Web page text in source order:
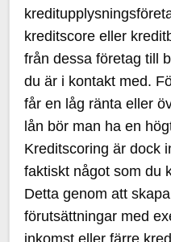
kreditscore eller
från dessa företag till
du är i kontakt med.
får en låg ränta eller
lån bör man ha en
Kreditscoring är dock
faktiskt något som du
Detta genom att
förutsättningar med
inkomst eller färre